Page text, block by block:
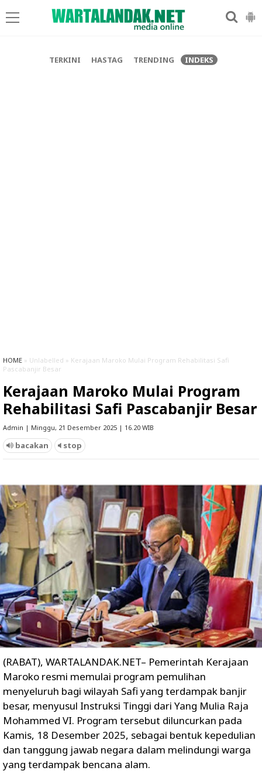
TERKINI HASTAG TRENDING INDEKS
HOME » Unlabelled » Kerajaan Maroko Mulai Program Rehabilitasi Safi
Pascabanjir Besar
Kerajaan Maroko Mulai Program
Rehabilitasi Safi Pascabanjir Besar
Admin | Minggu, 21 Desember 2025 | 16.20 WIB
bacakan stop
(RABAT), WARTALANDAK.NET– Pemerintah Kerajaan
Maroko resmi memulai program pemulihan
menyeluruh bagi wilayah Safi yang terdampak banjir
besar, menyusul Instruksi Tinggi dari Yang Mulia Raja
Mohammed VI. Program tersebut diluncurkan pada
Kamis, 18 Desember 2025, sebagai bentuk kepedulian
dan tanggung jawab negara dalam melindungi warga
yang terdampak bencana alam.